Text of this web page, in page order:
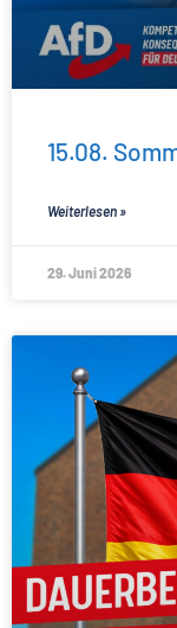
15.08.
Weiterlesen »
29. Juni 2026